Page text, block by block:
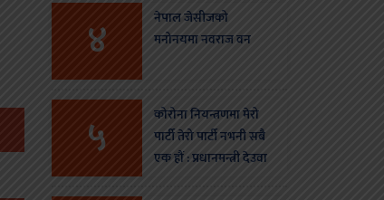
४
नेपाल जेसीजको
मनोनयमा नवराज वन
५
कोरोना नियन्त्रणमा मेरो
पार्टी तेरो पार्टी नभनी सबै
एक हौं : प्रधानमन्त्री देउवा